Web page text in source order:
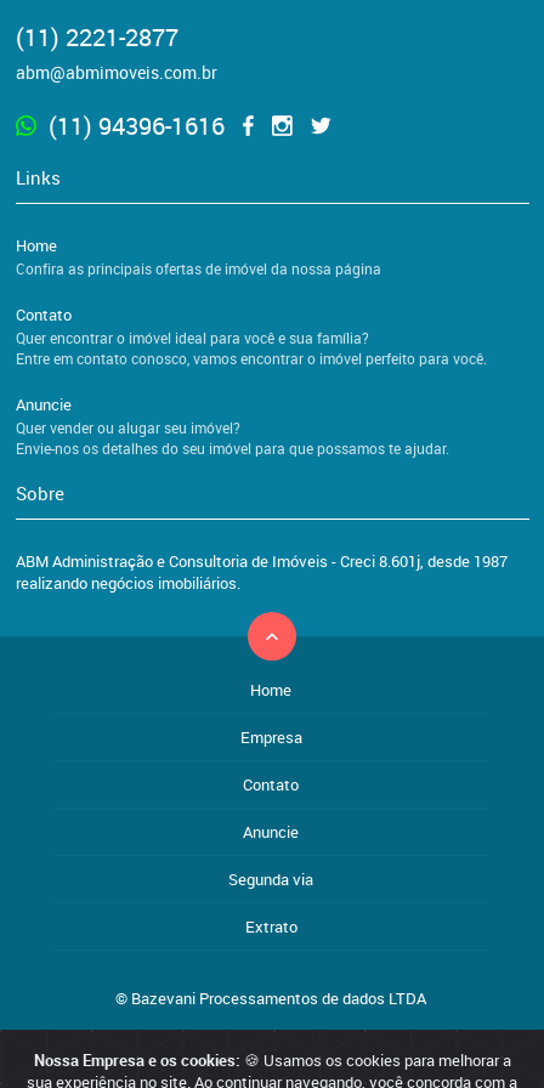
(11) 2221-2877
abm@abmimoveis.com.br
(11) 94396-1616
Links
Home
Confira as principais ofertas de imóvel da nossa página
Contato
Quer encontrar o imóvel ideal para você e sua família?
Entre em contato conosco, vamos encontrar o imóvel perfeito para você.
Anuncie
Quer vender ou alugar seu imóvel?
Envie-nos os detalhes do seu imóvel para que possamos te ajudar.
Sobre
ABM Administração e Consultoria de Imóveis - Creci 8.601j, desde 1987
realizando negócios imobiliários.
Home
Empresa
Contato
Anuncie
Segunda via
Extrato
© Bazevani Processamentos de dados LTDA
Reservamo-nos o direito de qualquer erro de digitação, assim como
Nossa Empresa e os cookies: 🍪 Usamos os cookies para melhorar a
sua experiência no site. Ao continuar navegando, você concorda com a